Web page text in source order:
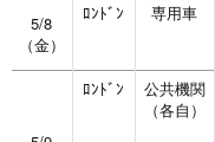
5/8
（金）
ﾛﾝﾄﾞﾝ 専用車
ﾛﾝﾄﾞﾝ
公共機関
（各自）